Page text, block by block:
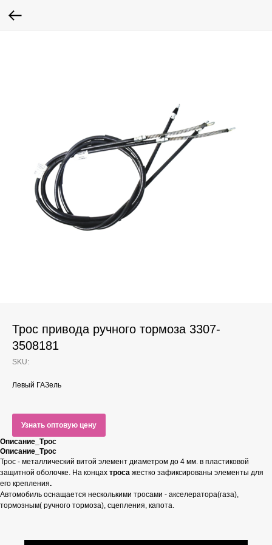
Трос привода ручного тормоза 3307-
3508181
SKU:
Левый ГАЗель
Узнать оптовую цену
Описание_Трос
Описание_Трос
Трос - металлический витой элемент диаметром до 4 мм. в пластиковой
защитной оболочке. На концах троса жестко зафиксированы элементы для
его крепления.
Автомобиль оснащается несколькими тросами - акселератора(газа),
тормозным( ручного тормоза), сцепления, капота.